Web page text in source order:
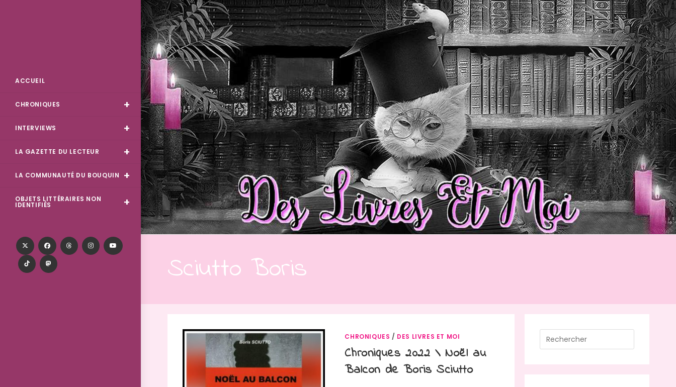
Skip
to
content
ACCUEIL
CHRONIQUES
INTERVIEWS
LA GAZETTE DU LECTEUR
LA COMMUNAUTÉ DU BOUQUIN
OBJETS LITTÉRAIRES NON
IDENTIFIÉS
Sciutto Boris
CHRONIQUES / DES LIVRES ET MOI
Chroniques 2022 \ Noël au
Balcon de Boris Sciutto
Escape